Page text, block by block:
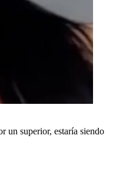
un superior, estaría siendo